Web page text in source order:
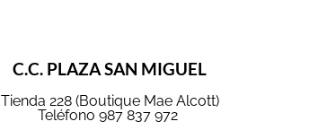
C.C. PLAZA SAN MIGUEL
Tienda 228 (Boutique Mae Alcott)
Teléfono 987 837 972